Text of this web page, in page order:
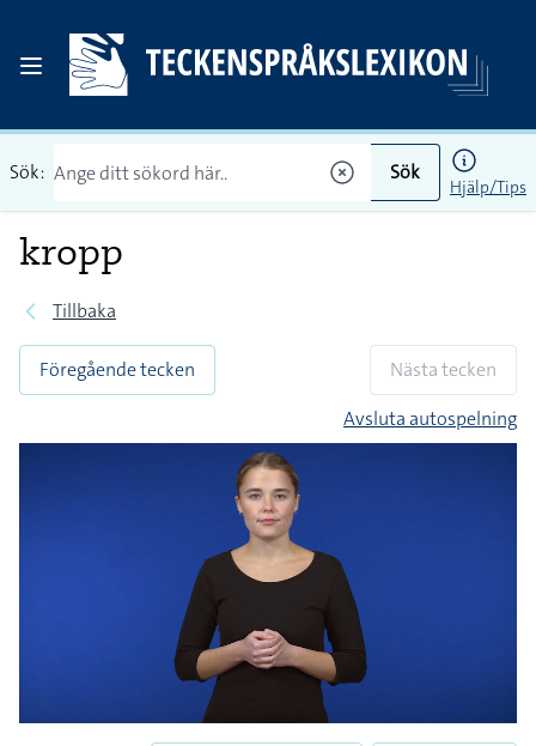
Sök: Sök
Hjälp/Tips
kropp
Tillbaka
Föregående tecken
Nästa tecken
Avsluta autospelning